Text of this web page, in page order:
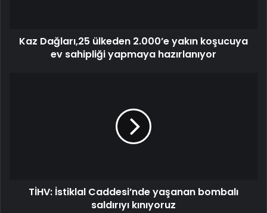
Kaz Dağları,25 ülkeden 2.000’e yakın koşucuya
ev sahipliği yapmaya hazırlanıyor
TİHV: İstiklal Caddesi’nde yaşanan bombalı
saldırıyı kınıyoruz